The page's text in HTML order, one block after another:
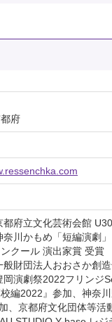
府
都府立文化芸術会館
奈川かもめ「短編演劇
クール 演出家賞 受賞
般財団法人おおさか創
岡演劇祭2022フリンジ
編2022』参加、神奈
、京都府文化団体等活